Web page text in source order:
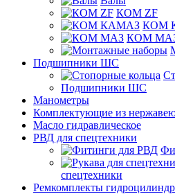
КОМ ZF
КОМ
КОМ
Подшипники ШС
Подшипники ШС
Манометры
Комплектующие из
Масло гидравлическое
РВД для спецтехники
спецтехники
Ремкомплекты